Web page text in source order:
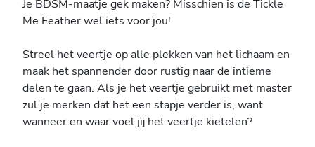
Je BDSM-maatje gek maken? Misschien is de Tickle
Me Feather wel iets voor jou!
Streel het veertje op alle plekken van het lichaam en
maak het spannender door rustig naar de intieme
delen te gaan. Als je het veertje gebruikt met master
zul je merken dat het een stapje verder is, want
wanneer en waar voel jij het veertje kietelen?